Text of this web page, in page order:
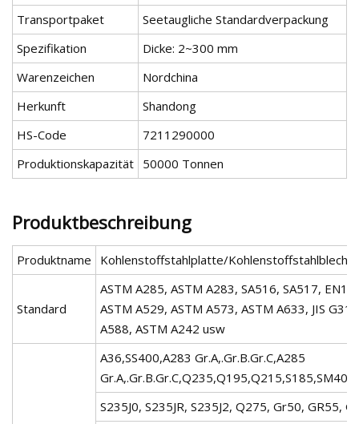
Transportpaket
Seetaugliche Standardverpackung
Spezifikation
Dicke: 2~300 mm
Warenzeichen
Nordchina
Herkunft
Shandong
HS-Code
7211290000
Produktionskapazität 50000 Tonnen
Produktbeschreibung
Produktname Kohlenstoffstahlplatte/Kohlenstoffstahlblech
Standard
ASTM A285, ASTM A283, SA516, SA517,
ASTM A529, ASTM A573, ASTM A633, JIS
A588, ASTM A242 usw
A36,SS400,A283 Gr.A,.Gr.B.Gr.C,A285
Gr.A,.Gr.B.Gr.C,Q235,Q195,Q215,S185,SM400,
S235J0, S235JR, S235J2, Q275, Gr50, GR55,